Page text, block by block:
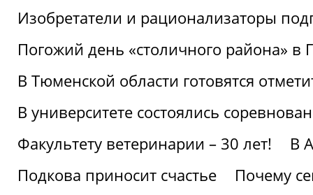
Изобретатели и рационализаторы
Погожий день «столичного района» в
В Тюменской области готовятся
В университете состоялись
Факультету ветеринарии – 30 лет!
В
Подкова приносит счастье
Почему